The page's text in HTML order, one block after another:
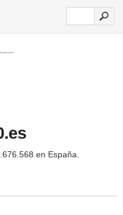
en España.